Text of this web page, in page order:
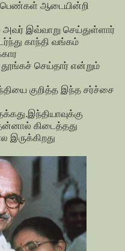
பெண்கள் ஆடையின்றி
இவ்வாறு செய்துள்ளார்
காந்தி வங்கம்
செய்தார் என்றும்
குறித்த இந்த சர்ச்சை
தன்னால் கிடைத்தது